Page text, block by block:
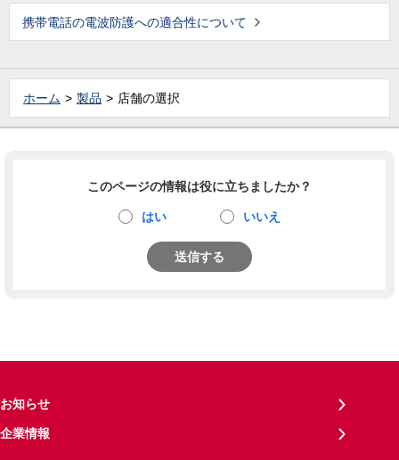
携帯電話の電波防護への適合性について
ホーム 製品 店舗の選択
このページの情報は役に立ちましたか？
はい いいえ
送信する
お知らせ
企業情報